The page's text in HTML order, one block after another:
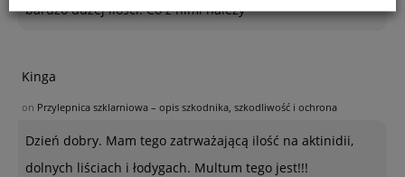
bardzo dużej ilości. Co z nimi należy
Kinga
on Przylepnica szklarniowa – opis szkodnika, szkodliwość i ochrona
Dzień dobry. Mam tego zatrważającą ilość na aktinidii,
dolnych liściach i łodygach. Multum tego jest!!!